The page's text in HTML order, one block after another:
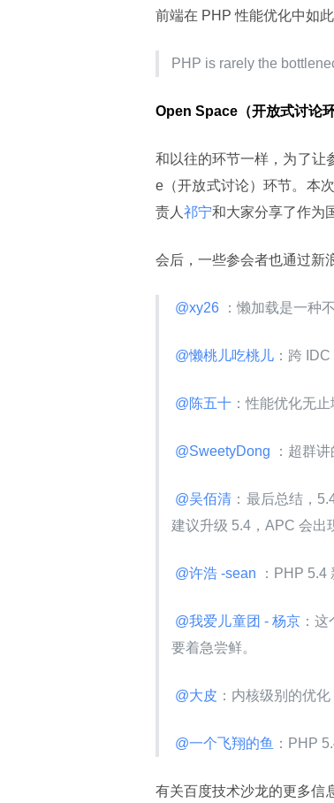
前端在 PHP 性能优化中如
PHP is rarely the
Open Space（开放式讨论环
和以往的环节一样，​为了让
e（开放式讨论）环节。本
责人 祁宁和大家分享了作为
会后，一些参会者也通过新
@xy26 ：懒加载是一种
@懒桃儿吃桃儿 ：跨
@陈五十 ：性能优化无
@SweetyDong ：超群
@吴佰清 ：最后总结，
建议升级 5.4，APC 会出
@许浩 -sean ：PHP
@我爱儿童团 - 杨京 ：
要着急尝鲜。
@大皮 ：内核级别的优
@一个飞翔的鱼 ：PHP
有关百度技术沙龙的更多信